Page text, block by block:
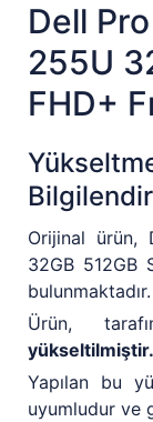
Dell
255U
FHD+
Orijinal ürün,
32GB 512GB
bulunmaktadır.
Ürün,
yükseltilmiştir.
Yapılan bu
uyumludur ve